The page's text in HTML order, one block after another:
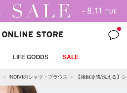
LIFE GOODS SALE
INDIVIのシャツ・ブラウス 【接触冷感/洗える】